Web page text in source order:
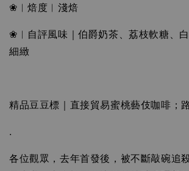
❀︱焙度︱淺焙
❀︱自評風味｜伯爵奶茶、荔枝軟糖、
細緻
精品豆豆標｜直接貿易蜜桃藝伎咖啡；
.
各位觀眾，去年首發後，被不斷敲碗追